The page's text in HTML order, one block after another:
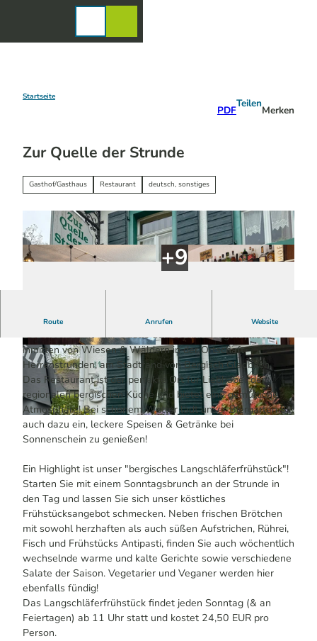
Startseite
PDF
Teilen
Merken
Zur Quelle der Strunde
Gasthof/Gasthaus Restaurant deutsch, sonstiges
© Melissa Schülting / Das Bergische | KI-optimiert | CC-BY-SA
© Melissa Schülting / Das Bergische | KI-optim
iert |CC-BY-SA
© Melissa Schülting / Das Bergische | KI-optim
iert |CC-BY-SA
Route Anrufen Website
Der gastliche Treff im schönen Strundetal
Das Restaurant "Zur Quelle der Strunde" liegt idyllisch
inmitten von Wiesen & Wäldern in der Ortschaft
Herrenstrunden, am Stadtrand von Bergisch Gladbach.
Das Restaurant ist der perfekte Ort für Liebhaber der
regionalen bergischen Küche und bietet eine gemütliche
Atmosphäre! Bei schönem Wetter lädt unser Biergarten Sie
auch dazu ein, leckere Speisen & Getränke bei
Sonnenschein zu genießen!
Ein Highlight ist unser "bergisches Langschläferfrühstück"!
Starten Sie mit einem Sonntagsbrunch an der Strunde in
den Tag und lassen Sie sich unser köstliches
Frühstücksangebot schmecken. Neben frischen Brötchen
mit sowohl herzhaften als auch süßen Aufstrichen, Rührei,
Fisch und Frühstücks Antipasti, finden Sie auch wöchentlich
wechselnde warme und kalte Gerichte sowie verschiedene
Salate der Saison. Vegetarier und Veganer werden hier
ebenfalls fündig!
Das Langschläferfrühstück findet jeden Sonntag (& an
Feiertagen) ab 11 Uhr statt und kostet 24,50 EUR pro
Person.